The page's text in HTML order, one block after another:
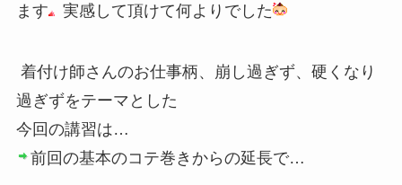
ます
実感して頂けて何よりでした
着付け師さんのお仕事柄、崩し過ぎず、硬くなり
過ぎずをテーマとした
今回の講習は…
前回の基本のコテ巻きからの延長で…